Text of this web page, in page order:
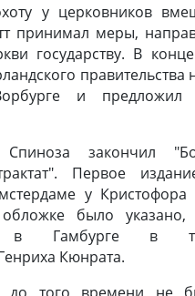
у церковников
принимал меры,
государству. В
правительства
и предложил
закончил
Первое
у
было указано,
в Гамбурге в
Кюнрата.